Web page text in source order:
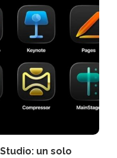
un solo